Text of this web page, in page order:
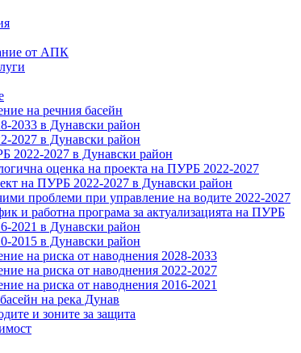
от АПК
на речния басейн
2033 в Дунавски район
2027 в Дунавски район
2022-2027 в Дунавски район
оценка на проекта на ПУРБ 2022-2027
на ПУРБ 2022-2027 в Дунавски район
проблеми при управление на водите 2022-2027
и работна програма за актуализацията на ПУРБ
2021 в Дунавски район
2015 в Дунавски район
на риска от наводнения 2028-2033
на риска от наводнения 2022-2027
на риска от наводнения 2016-2021
на река Дунав
и зоните за защита